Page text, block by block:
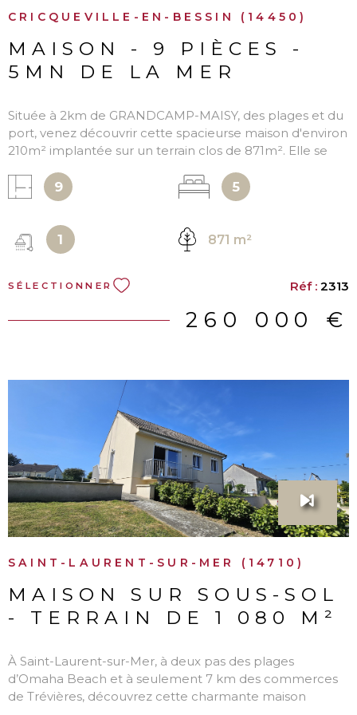
CRICQUEVILLE-EN-BESSIN (14450)
MAISON - 9 PIÈCES -
5MN DE LA MER
Située à 2km de GRANDCAMP-MAISY, des plages et du
port, venez découvrir cette spacieurse maison d'environ
210m² implantée sur un terrain clos de 871m². Elle se
manger avec cuisine aménagée et équipée, salon de
43m² avec insert, chambre, arrière cuisine et réserve. A
salle d'eau avec WC. Garage, dépendances, hangar et
chaufferie. Les informations sur les risques auxquels ce
9 5
1 871 m²
SÉLECTIONNER Réf : 2313
260 000 €
SAINT-LAURENT-SUR-MER (14710)
MAISON SUR SOUS-SOL
- TERRAIN DE 1 080 M²
À Saint-Laurent-sur-Mer, à deux pas des plages
d’Omaha Beach et à seulement 7 km des commerces
de Trévières, découvrez cette charmante maison
VOIR LE BIEN